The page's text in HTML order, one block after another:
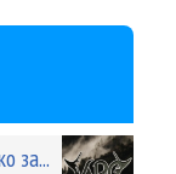
за...